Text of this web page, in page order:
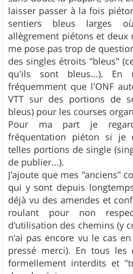
laisser passer à la fois
sentiers bleus larges
allègrement piétons et deux
me pose pas trop de
des singles étroits "bleus"
qu'ils sont bleus...). En
fréquemment que l'ONF
VTT sur des portions de
bleus) pour les courses
Pour ma part je
fréquentation piéton si je
telles portions de single
de publier...).
J'ajoute que mes "anciens"
qui y sont depuis
déjà vu des amendes et
roulant pour non
d'utilisation des chemins (y
n'ai pas encore vu le cas
pressé merci). En tous les
formellement interdits et